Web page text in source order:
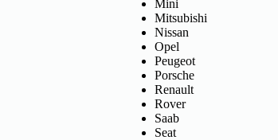
Mini
Mitsubishi
Nissan
Opel
Peugeot
Porsche
Renault
Rover
Saab
Seat